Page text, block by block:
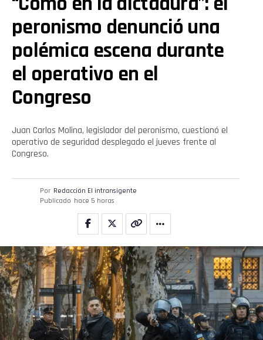
peronismo denunció una
polémica escena durante
el operativo en el
Congreso
Juan Carlos Molina, legislador del peronismo, cuestionó el
operativo de seguridad desplegado el jueves frente al
Congreso.
Por Redacción El intransigente
Publicado hace 5 horas